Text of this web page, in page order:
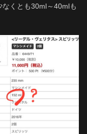
くとも30ml～40mlも